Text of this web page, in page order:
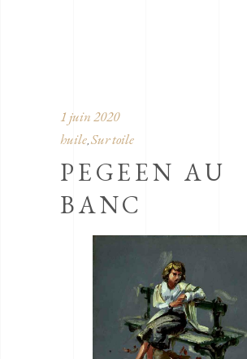
1 juin 2020
huile, Sur toile
PEGEEN AU
BANC